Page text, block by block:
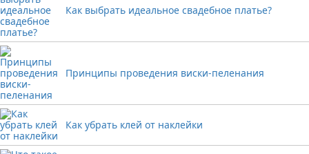
Как выбрать идеальное свадебное платье?
Принципы проведения виски-пеленания
Как убрать клей от наклейки